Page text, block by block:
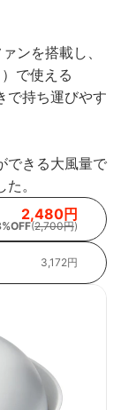
ンを搭載し、
で使える
で持ち運びやす
できる大風量で
。
2,480円
(2,700円)
3,172円